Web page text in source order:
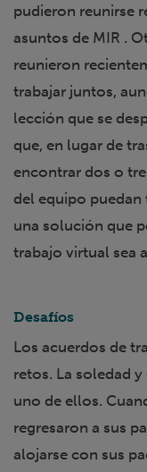
pudieron reunirse
asuntos de MIR .
reunieron
trabajar juntos,
lección que se
que, en lugar de
encontrar dos o
del equipo puedan
una solución que
trabajo virtual sea
Desafíos
Los acuerdos de
retos. La soledad
uno de ellos.
regresaron a sus
alojarse con sus